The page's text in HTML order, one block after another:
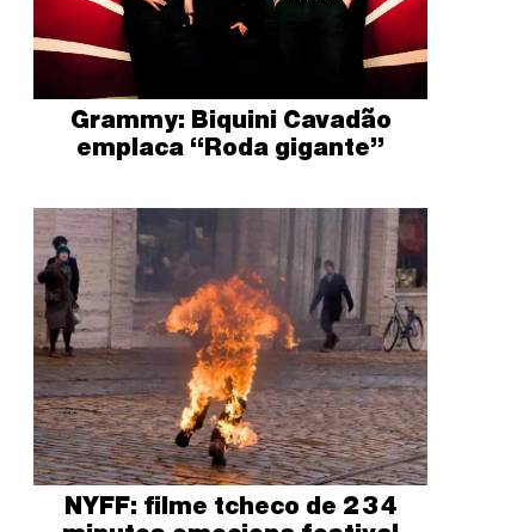
Grammy: Biquini Cavadão
emplaca “Roda gigante”
NYFF: filme tcheco de 234